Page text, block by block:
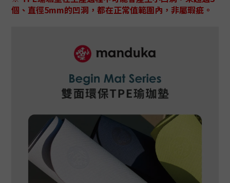
個、直徑5mm的凹洞，都在正常值範圍內，非屬瑕疵。